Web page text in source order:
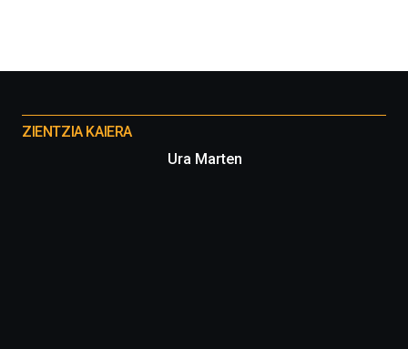
proyectos
ZIENTZIA KAIERA
Ura Marten